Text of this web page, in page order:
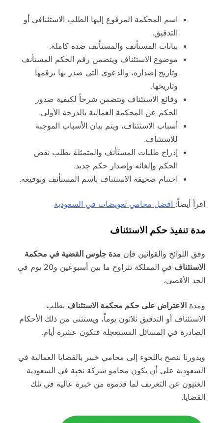
اسم المحكمة المرفوع إليها الطلب الاستئنافي أو
التدقيق.
بيانات المستأنف والمستأنف ضده كاملة.
موضوع الاستئناف ويتضمن رقم الحكم المستأنف
وتاريخ إصداره، والدعوى التي صدر بها برقمها
وتاريخها.
وقائع الاستئناف وتتضمن شرحاً لكيفية صدور
الحكم عن المحكمة العمالية بالدرجة الأولى.
أسباب الاستئناف، ويتم بيان الأسباب الموجبة
للاستئناف.
إدراج طلبات المستأنف والمتمثلة بطلب نقض
الحكم وإلغائه وإصدار حكم جديد.
اختتام صحيفة الاستئناف باسم المستأنف وتوقيعه.
اقرأ أيضاً: افضل محامي تعويضات في السعودية
مدة تنفيذ حكم الاستئناف
وفق اللوائح والقوانين فإن مدة جلوس القضية في محكمة
الاستئناف
في المملكة تتراوح ما بين أسبوعين و20 يوم في
الحد الأقصى،
ومدة الاعتراض على حكم محكمة الاستئناف بطلب
الاستئناف أو التدقيق ثلاثون يوماً، ويستثنى من ذلك الأحكام
الصادرة في المسائل المستعجلة فتكون عشرة أيام.
وبدورنا ننصح باللجوء إلى محامي خبير بالقضايا العمالية في
السعودية على أن يكون محامو شركة نخبة في السعودية
الغنيون عن التعريف لما قدموه من خبرة عالية في تلك
القضايا.